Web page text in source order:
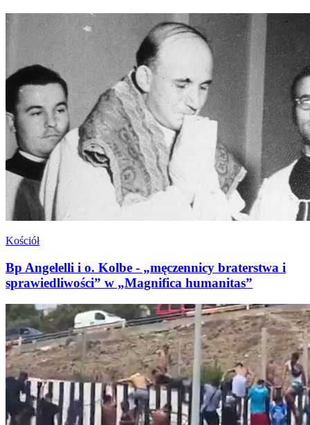
Kościół
Bp Angelelli i o. Kolbe - „męczennicy braterstwa i
sprawiedliwości” w „Magnifica humanitas”